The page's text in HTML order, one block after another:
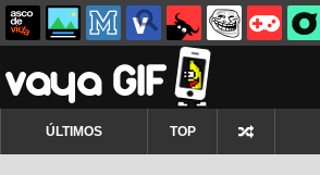
ÚLTIMOS TOP